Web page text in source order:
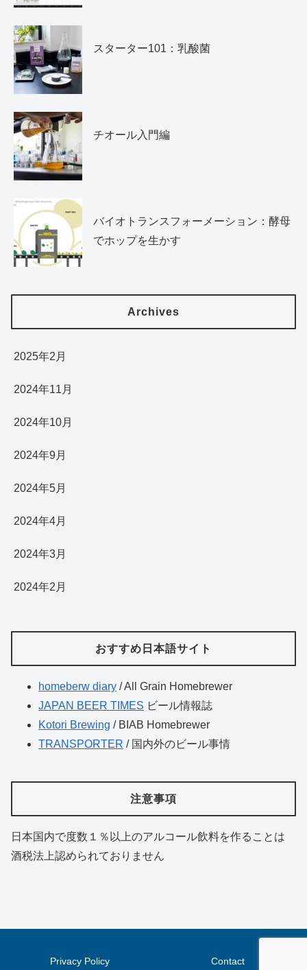
スターター101：乳酸菌
チオール入門編
バイオトランスフォーメーション：酵母
でホップを生かす
Archives
2025年2月
2024年11月
2024年10月
2024年9月
2024年5月
2024年4月
2024年3月
2024年2月
おすすめ日本語サイト
homeberw diary / All Grain Homebrewer
JAPAN BEER TIMES ビール情報誌
Kotori Brewing / BIAB Homebrewer
TRANSPORTER / 国内外のビール事情
注意事項
日本国内で度数１％以上のアルコール飲料を作ることは
酒税法上認められておりません
Privacy Policy Contact